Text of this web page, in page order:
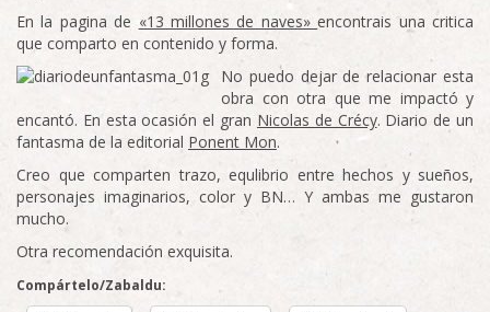
En la pagina de «13 millones de naves»encontrais una critica
que comparto en contenido y forma.
No puedo dejar de relacionar esta
obra con otra que me impactó y
encantó. En esta ocasión el gran Nicolas de Crécy. Diario de un
fantasma de la editorial Ponent Mon.
Creo que comparten trazo, equlibrio entre hechos y sueños,
personajes imaginarios, color y BN… Y ambas me gustaron
mucho.
Otra recomendación exquisita.
Compártelo/Zabaldu: